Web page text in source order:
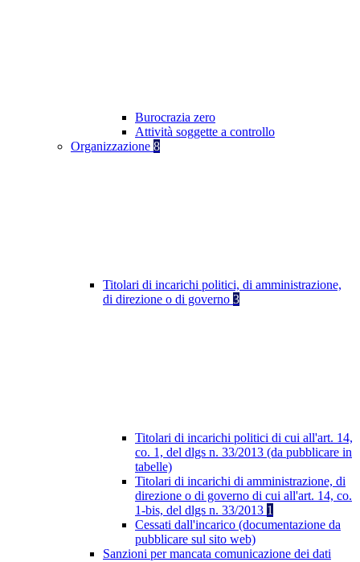
Burocrazia zero
Attività soggette a controllo
Organizzazione 8
Titolari di incarichi politici, di amministrazione,
di direzione o di governo 3
Titolari di incarichi politici di cui all'art. 14,
co. 1, del dlgs n. 33/2013 (da pubblicare in
tabelle)
Titolari di incarichi di amministrazione, di
direzione o di governo di cui all'art. 14, co.
1-bis, del dlgs n. 33/2013 1
Cessati dall'incarico (documentazione da
pubblicare sul sito web)
Sanzioni per mancata comunicazione dei dati